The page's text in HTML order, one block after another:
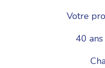
Votre
40